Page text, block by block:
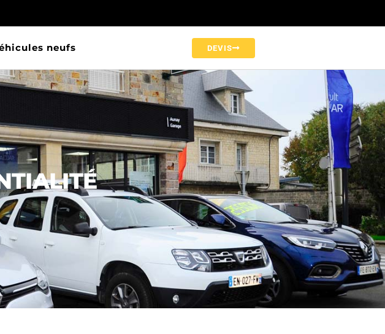
neufs DEVIS